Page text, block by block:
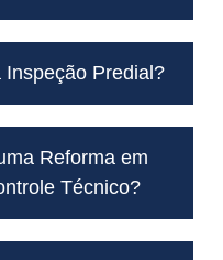
Predial?
Reforma em
Técnico?